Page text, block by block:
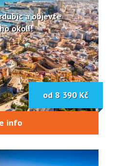
a objevte
okolí!
od 8 390 Kč
info